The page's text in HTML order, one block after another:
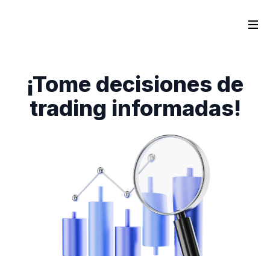
¡Tome decisiones de
trading informadas!